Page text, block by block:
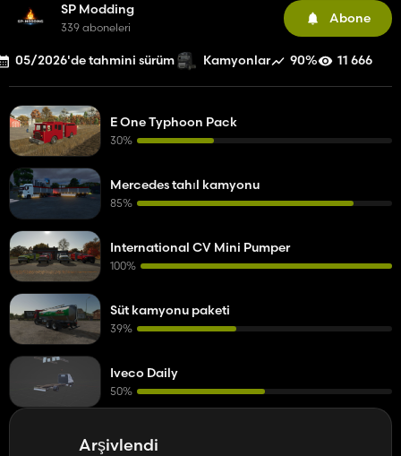
SP Modding
339 aboneleri
Abone
05/2026'de tahmini sürüm Kamyonlar 90% 11 666
Arşivlendi
E One Typhoon Pack
30%
Mercedes tahıl kamyonu
85%
International CV Mini Pumper
100%
Süt kamyonu paketi
39%
Iveco Daily
50%